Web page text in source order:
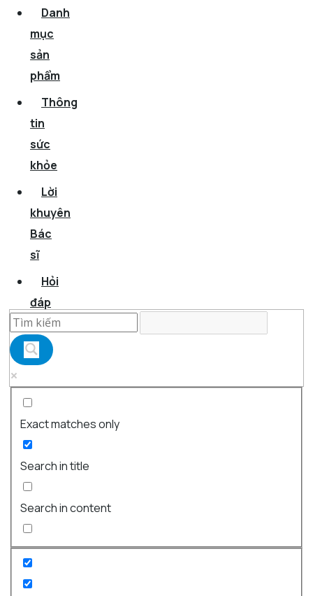
Danh
mục
sản
phẩm
Thông
tin
sức
khỏe
Lời
khuyên
Bác
sĩ
Hỏi
đáp
Exact matches only
Search in title
Search in content